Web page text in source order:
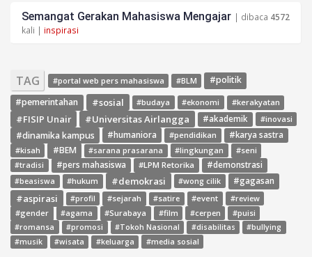
Semangat Gerakan Mahasiswa Mengajar | dibaca 4572
kali | inspirasi
TAG #portal web pers mahasiswa #BLM
#politik
#pemerintahan
#sosial #budaya #ekonomi #kerakyatan
#FISIP Unair #Universitas Airlangga #akademik #inovasi
#dinamika kampus #humaniora #pendidikan
#karya sastra
#kisah
#BEM #sarana prasarana #lingkungan #seni
#tradisi #pers mahasiswa #LPM Retorika #demonstrasi
#beasiswa #hukum #demokrasi #wong cilik #gagasan
#aspirasi #profil #sejarah #satire #event
#review
#gender
#agama #Surabaya #film #cerpen
#puisi
#romansa
#promosi #Tokoh Nasional #disabilitas
#bullying
#musik
#wisata #keluarga #media sosial